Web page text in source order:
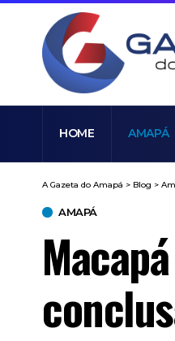
HOME AMAPÁ
A Gazeta do Amapá > Blog >
AMAPÁ